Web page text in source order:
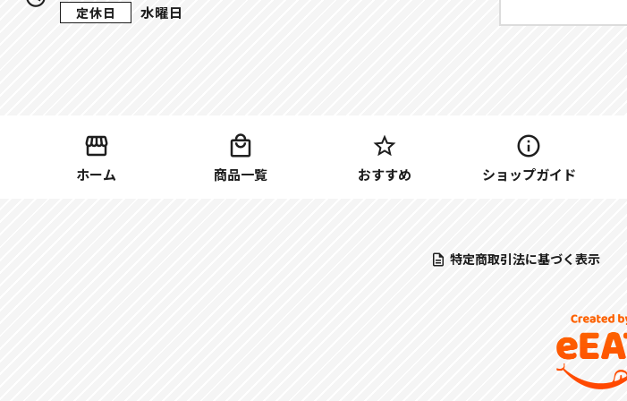
定休日 水曜日
ホーム 商品一覧 おすすめ ショップガイド
特定商取引法に基づく表示